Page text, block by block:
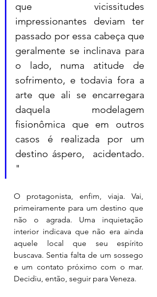
que vicissitudes
impressionantes deviam ter
passado por essa cabeça que
geralmente se inclinava para
o lado, numa atitude de
sofrimento, e todavia fora a
arte que ali se encarregara
daquela modelagem
fisionômica que em outros
casos é realizada por um
destino áspero,  acidentado.
"
O protagonista, enfim, viaja. Vai,
primeiramente para um destino que
não o agrada. Uma inquietação
interior indicava que não era ainda
aquele local que seu espírito
buscava. Sentia falta de um sossego
e um contato próximo com o mar.
Decidiu, então, seguir para Veneza.